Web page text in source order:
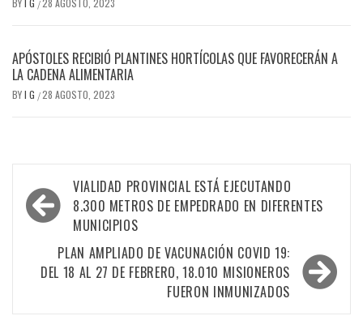
/
APÓSTOLES RECIBIÓ PLANTINES HORTÍCOLAS QUE FAVORECERÁN A
LA CADENA ALIMENTARIA
BYI G /28 AGOSTO, 2023
Navegación
de
entradas
VIALIDAD PROVINCIAL ESTÁ EJECUTANDO
8.300 METROS DE EMPEDRADO EN DIFERENTES
MUNICIPIOS
PLAN AMPLIADO DE VACUNACIÓN COVID 19:
DEL 18 AL 27 DE FEBRERO, 18.010 MISIONEROS
FUERON INMUNIZADOS